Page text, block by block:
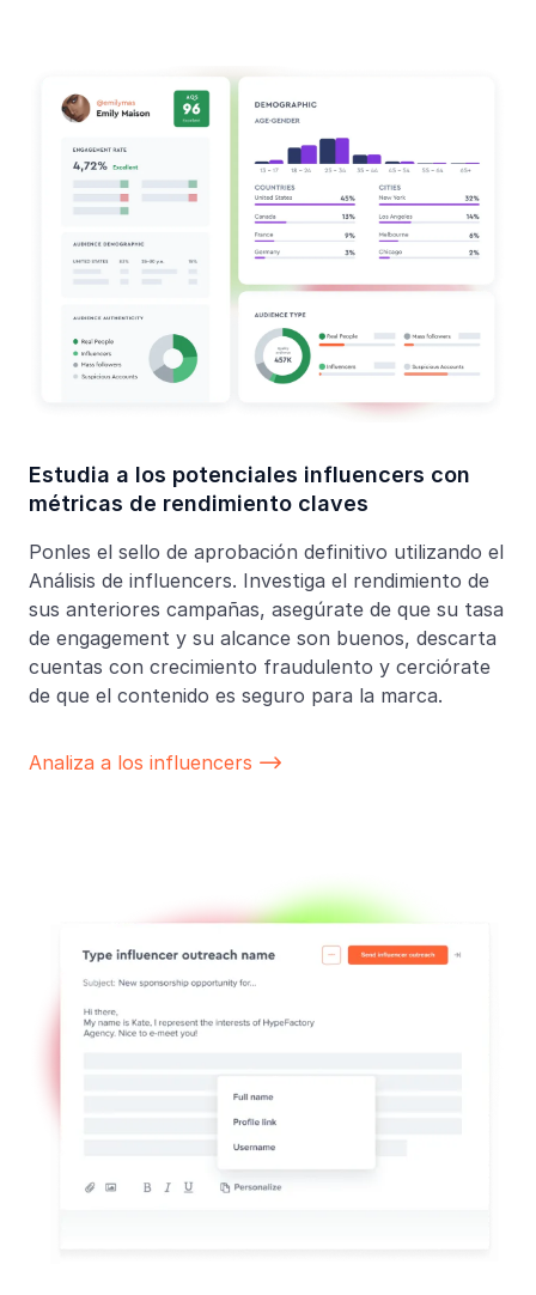
Estudia a los potenciales influencers con
métricas de rendimiento claves
Ponles el sello de aprobación definitivo utilizando el
Análisis de influencers. Investiga el rendimiento de
sus anteriores campañas, asegúrate de que su tasa
de engagement y su alcance son buenos, descarta
cuentas con crecimiento fraudulento y cerciórate
de que el contenido es seguro para la marca.
Analiza a los influencers 